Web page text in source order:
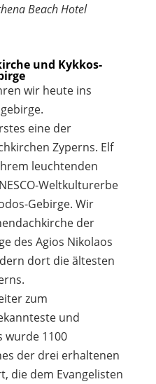
Beach Hotel
und Kykkos-
wir heute ins
eine der
Zyperns. Elf
leuchtenden
Weltkulturerbe
Gebirge. Wir
der
des Agios Nikolaos
dort die ältesten
zum
und
wurde 1100
der drei erhaltenen
die dem Evangelisten